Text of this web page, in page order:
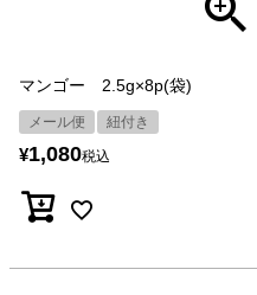
マンゴー 2.5g×8p(袋)
メール便 紐付き
¥1,080税込